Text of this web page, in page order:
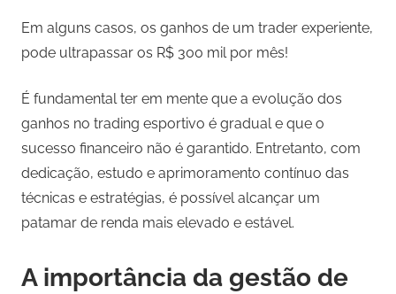
Em alguns casos, os ganhos de um trader experiente,
pode ultrapassar os R$ 300 mil por mês!
É fundamental ter em mente que a evolução dos
ganhos no trading esportivo é gradual e que o
sucesso financeiro não é garantido. Entretanto, com
dedicação, estudo e aprimoramento contínuo das
técnicas e estratégias, é possível alcançar um
patamar de renda mais elevado e estável.
A importância da gestão de